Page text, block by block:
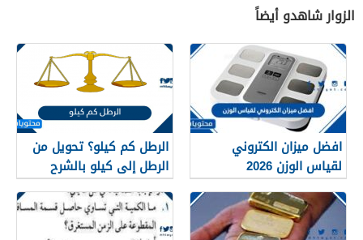
الزوار شاهدو أيضاً
افضل ميزان الكتروني
لقياس الوزن 2026
الرطل كم كيلو؟ تحويل من
الرطل إلى كيلو بالشرح
الدقيق